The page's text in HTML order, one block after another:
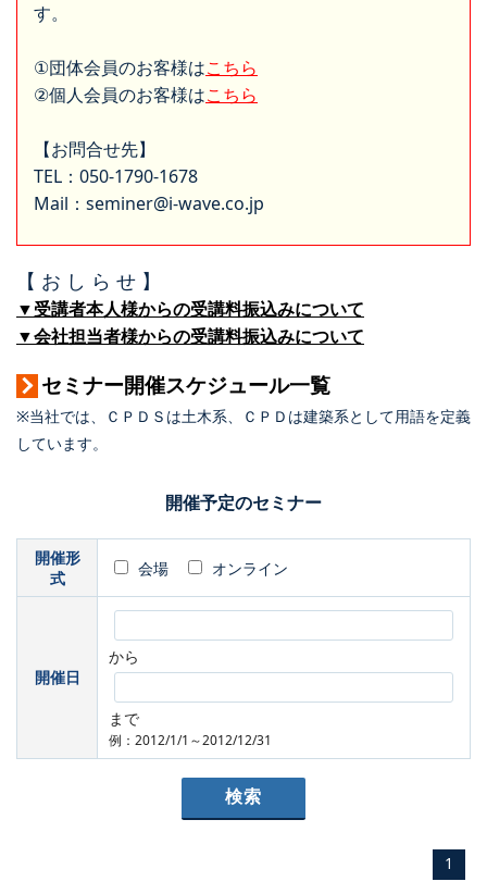
す。
①団体会員のお客様はこちら
②個人会員のお客様はこちら
【お問合せ先】
TEL：050-1790-1678
Mail：seminer@i-wave.co.jp
【 お し ら せ 】
▼受講者本人様からの受講料振込みについて
▼会社担当者様からの受講料振込みについて
セミナー開催スケジュール一覧
※当社では、ＣＰＤＳは土木系、ＣＰＤは建築系として用語を定義
しています。
開催予定のセミナー
開催形
式
会場 オンライン
開催日
から
まで
例：2012/1/1～2012/12/31
1